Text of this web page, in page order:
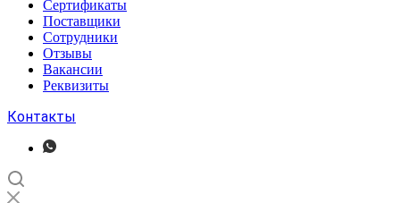
Сертификаты
Поставщики
Сотрудники
Отзывы
Вакансии
Реквизиты
Контакты